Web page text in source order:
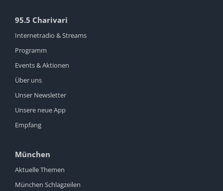
95.5 Charivari
Internetradio & Streams
Programm
Events & Aktionen
Über uns
Unser Newsletter
Unsere neue App
Empfang
München
Aktuelle Themen
München Schlagzeilen